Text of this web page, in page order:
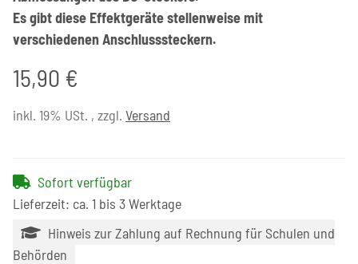
Es gibt diese Effektgeräte stellenweise mit
verschiedenen Anschlusssteckern.
15,90 €
inkl. 19% USt. , zzgl. Versand
Sofort verfügbar
Lieferzeit: ca. 1 bis 3 Werktage
Hinweis zur Zahlung auf Rechnung für Schulen und
Behörden